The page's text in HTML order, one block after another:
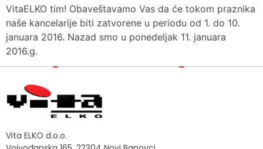
VitaELKO tim! Obaveštavamo Vas da će tokom praznika
naše kancelarije biti zatvorene u periodu od 1. do 10.
januara 2016. Nazad smo u ponedeljak 11. januara
2016.g.
Vita ELKO d.o.o.